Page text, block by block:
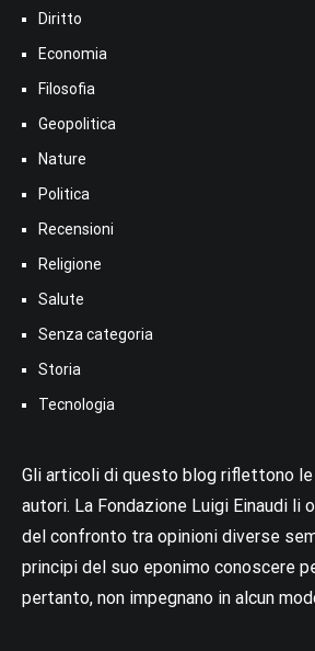
Diritto
Economia
Filosofia
Geopolitica
Nature
Politica
Recensioni
Religione
Salute
Senza categoria
Storia
Tecnologia
Gli articoli di questo blog riflettono
autori. La Fondazione Luigi Einaudi li
del confronto tra opinioni diverse
principi del suo eponimo conoscere
pertanto, non impegnano in alcun